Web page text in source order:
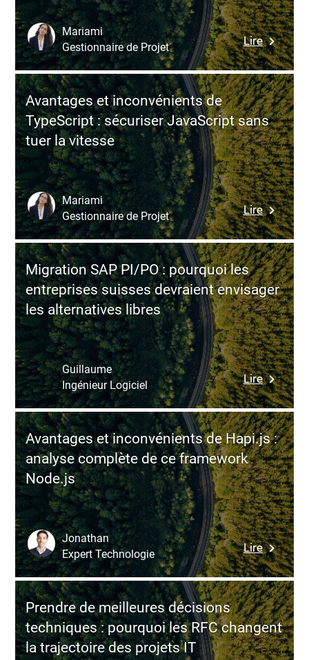
vers
le
modèle
SaaS
sans
fragiliser
la
Lire:
Choisir
le
bon
tech
stack
en
2026
:
un
levier
pour
une
durable
Mariami
Gestionnaire de Projet
Avantages et inconvénients de
TypeScript : sécuriser JavaScript sans
tuer la vitesse
Lire:
et
de
:
sans
tuer
la
vitesse
Mariami
Gestionnaire de Projet
Migration SAP PI/PO : pourquoi les
entreprises suisses devraient envisager
les alternatives libres
Lire:
SAP
PI/PO
:
pourquoi
les
suisses
les
libres
Guillaume
Ingénieur Logiciel
Avantages et inconvénients de Hapi.js :
analyse complète de ce framework
Node.js
Lire:
et
de
Hapi.js
:
Jonathan
Expert Technologie
Prendre de meilleures décisions
techniques : pourquoi les RFC changent
la trajectoire des projets IT